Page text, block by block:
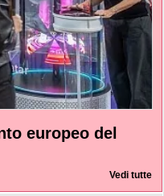
europeo del
Vedi tutte